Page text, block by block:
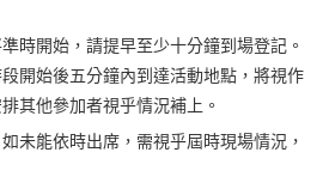
時開始，請提早至少十分鐘到場登記。
開始後五分鐘內到達活動地點，將視作
其他參加者視乎情況補上。
未能依時出席，需視乎屆時現場情況，